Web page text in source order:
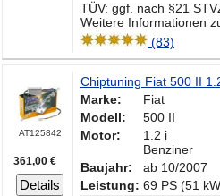
TÜV: ggf. nach §21
Weitere Informationen
(83)
AT125842
361,00 €
Details
Chiptuning Fiat 500 II
Marke:
Fiat
Modell:
500 II
Motor:
1.2 i
Benziner
Baujahr:
ab 10/2007
Leistung: 69 PS (51